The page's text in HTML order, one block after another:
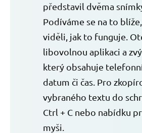
představil dvěma
Podíváme se na to
viděli, jak to funguje.
libovolnou aplikaci a
který obsahuje
datum či čas. Pro
vybraného textu do
Ctrl + C nebo nabídku
myši.